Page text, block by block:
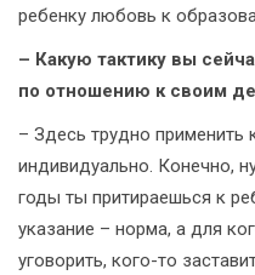
ребенку любовь к
– Какую тактику вы
по отношению к своим
– Здесь трудно применить
индивидуально. Конечно,
годы ты притираешься к
указание – норма, а для
уговорить, кого-то